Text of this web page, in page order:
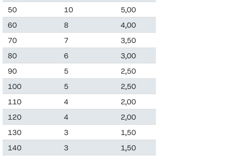
50
10 5,00
60
8 4,00
70
7 3,50
80
6 3,00
90
5 2,50
100
5 2,50
110
4 2,00
120
4 2,00
130
3 1,50
140
3 1,50